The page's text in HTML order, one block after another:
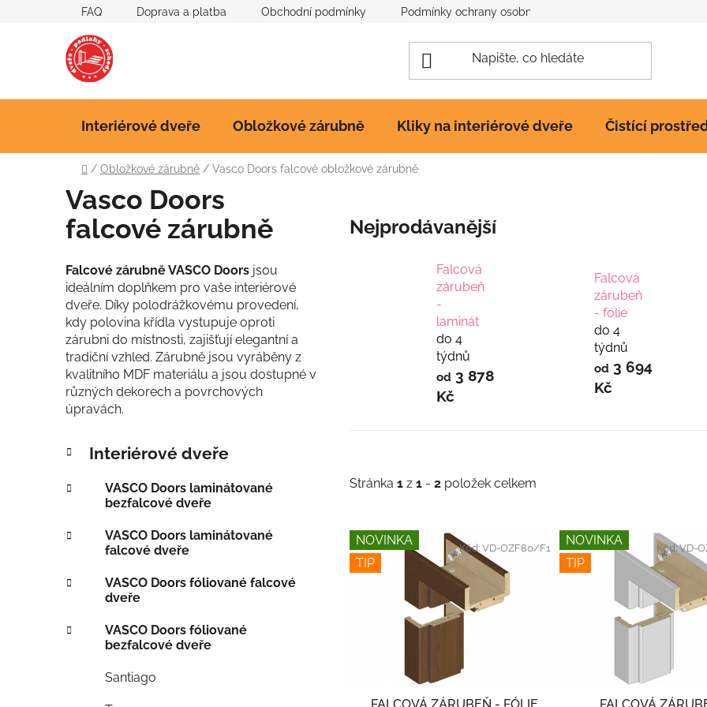
FAQ Doprava a platba Obchodní podmínky Podmínky ochrany osobních údajů
Interiérové dveře Obložkové zárubně Kliky na interiérové dveře Čistící
Domů
/ Obložkové zárubně / Vasco Doors falcové obložkové zárubně
Vasco Doors
falcové zárubně
Falcové zárubně VASCO Doors jsou
ideálním doplňkem pro vaše interiérové
dveře. Díky polodrážkovému provedení,
kdy polovina křídla vystupuje oproti
zárubni do místnosti, zajišťují elegantní a
tradiční vzhled. Zárubně jsou vyráběny z
kvalitního MDF materiálu a jsou dostupné v
různých dekorech a povrchových
úpravách.
P
s
r
a
n
p
kategorie
a
e
o
e
Interiérové dveře
VASCO Doors laminátované
bezfalcové dveře
VASCO Doors laminátované
falcové dveře
VASCO Doors fóliované falcové
dveře
VASCO Doors fóliované
bezfalcové dveře
Santiago
Nejprodávanější
Falcová
zárubeň
-
laminát
do 4
týdnů
od 3 878
Kč
Falcová
zárubeň
- fólie
do 4
týdnů
od 3 694
Kč
Stránka 1 z 1 - 2 položek celkem
V
ý
p
NOVINKA
TIP
Kód:VD-OZF80/F1
NOVINKA
TIP
Kód:VD-